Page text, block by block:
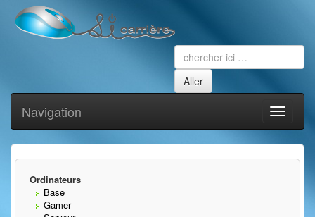
Toggle
Navigation
Ordinateurs
Base
Gamer